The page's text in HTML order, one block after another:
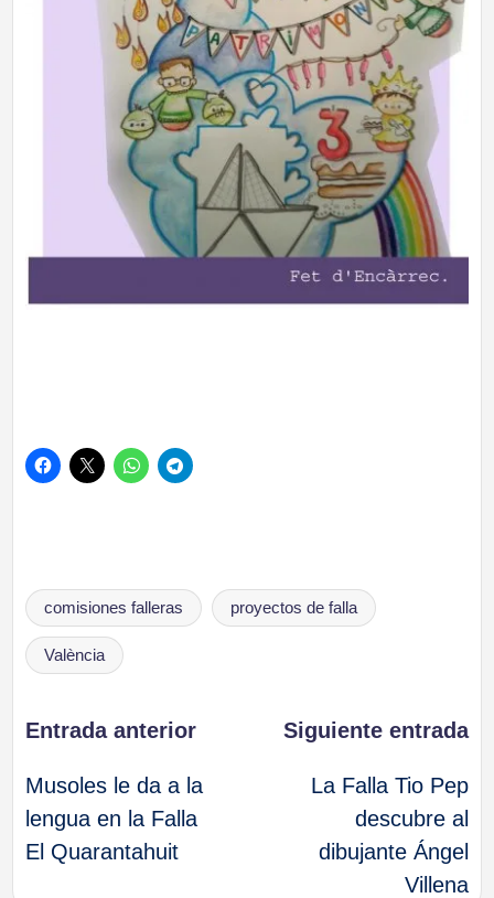
Etiquetas:
comisiones falleras proyectos de falla
València
Navegación
de
entradas
Entrada anterior
Musoles le da a la
lengua en la Falla
El Quarantahuit
Siguiente entrada
La Falla Tio Pep
descubre al
dibujante Ángel
Villena